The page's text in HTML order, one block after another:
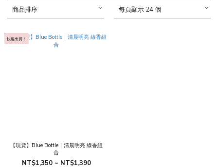
商品排序 每頁顯示 24 個
快速出貨！
【現貨】Blue Bottle｜清晨明亮 線香組
合
NT$1,350 ~ NT$1,390